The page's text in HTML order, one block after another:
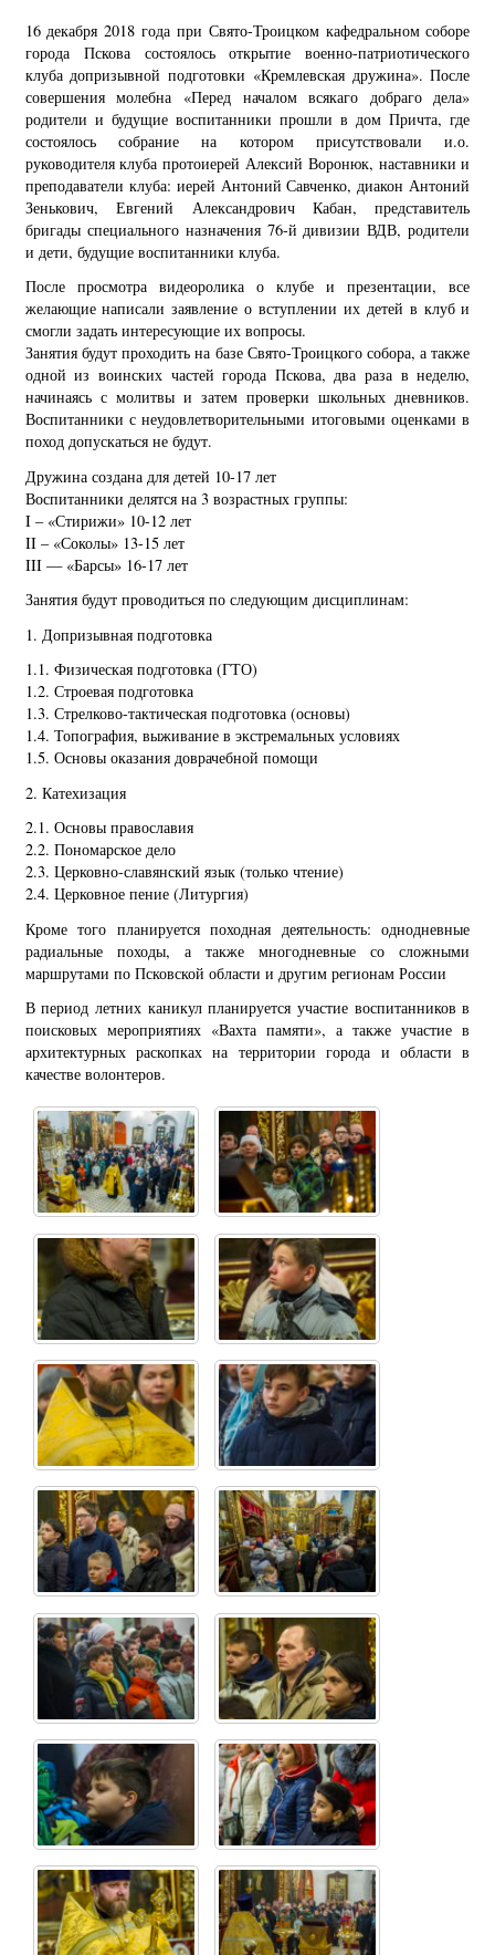
16 декабря 2018 года при Свято-Троицком кафедральном соборе
города Пскова состоялось открытие военно-патриотического
клуба допризывной подготовки «Кремлевская дружина». После
совершения молебна «Перед началом всякаго добраго дела»
родители и будущие воспитанники прошли в дом Причта, где
состоялось собрание на котором присутствовали и.о.
руководителя клуба протоиерей Алексий Воронюк, наставники и
преподаватели клуба: иерей Антоний Савченко, диакон Антоний
Зенькович, Евгений Александрович Кабан, представитель
бригады специального назначения 76-й дивизии ВДВ, родители
и дети, будущие воспитанники клуба.
После просмотра видеоролика о клубе и презентации, все
желающие написали заявление о вступлении их детей в клуб и
смогли задать интересующие их вопросы.
Занятия будут проходить на базе Свято-Троицкого собора, а также
одной из воинских частей города Пскова, два раза в неделю,
начинаясь с молитвы и затем проверки школьных дневников.
Воспитанники с неудовлетворительными итоговыми оценками в
поход допускаться не будут.
Дружина создана для детей 10-17 лет
Воспитанники делятся на 3 возрастных группы:
I – «Стирижи» 10-12 лет
II – «Соколы» 13-15 лет
III — «Барсы» 16-17 лет
Занятия будут проводиться по следующим дисциплинам:
1. Допризывная подготовка
1.1. Физическая подготовка (ГТО)
1.2. Строевая подготовка
1.3. Стрелково-тактическая подготовка (основы)
1.4. Топография, выживание в экстремальных условиях
1.5. Основы оказания доврачебной помощи
2. Катехизация
2.1. Основы православия
2.2. Пономарское дело
2.3. Церковно-славянский язык (только чтение)
2.4. Церковное пение (Литургия)
Кроме того планируется походная деятельность: однодневные
радиальные походы, а также многодневные со сложными
маршрутами по Псковской области и другим регионам России
В период летних каникул планируется участие воспитанников в
поисковых мероприятиях «Вахта памяти», а также участие в
архитектурных раскопках на территории города и области в
качестве волонтеров.